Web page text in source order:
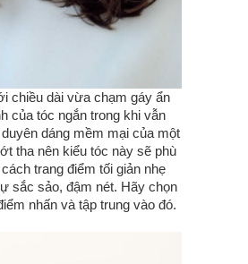
chiều dài vừa chạm gáy ẩn
của tóc ngắn trong khi vẫn
dáng mềm mại của một
tha nên kiểu tóc này sẽ phù
trang điểm tối giản nhẹ
sắc sảo, đậm nét. Hãy chọn
nhấn và tập trung vào đó.